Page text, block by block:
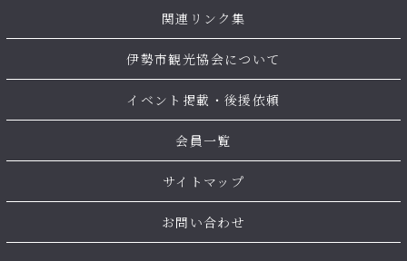
関連リンク集
伊勢市観光協会について
イベント掲載・後援依頼
会員一覧
サイトマップ
お問い合わせ